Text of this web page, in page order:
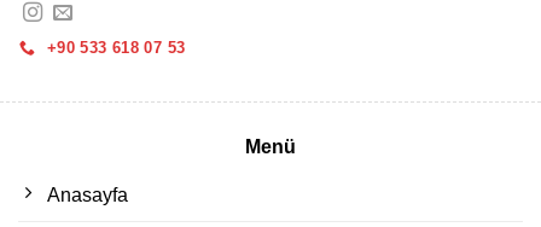
+90 533 618 07 53
Menü
Anasayfa